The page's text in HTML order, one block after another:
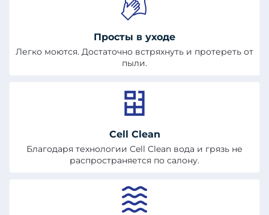
Просты в уходе
Легко моются. Достаточно встряхнуть и протереть от
пыли.
Cell Clean
Благодаря технологии Cell Clean вода и грязь не
распространяется по салону.